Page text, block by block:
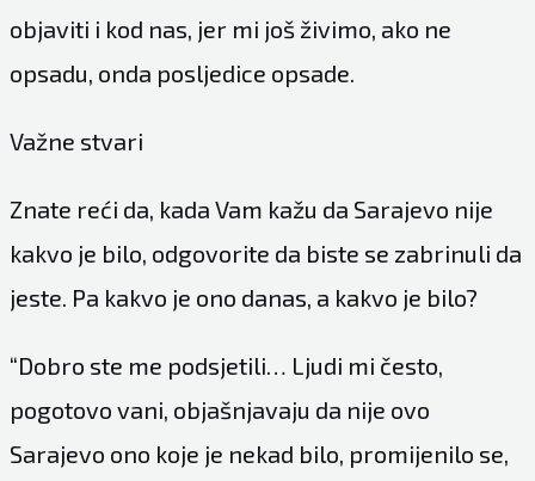
objaviti i kod nas, jer mi još živimo, ako ne
opsadu, onda posljedice opsade.
Važne stvari
Znate reći da, kada Vam kažu da Sarajevo nije
kakvo je bilo, odgovorite da biste se zabrinuli da
jeste. Pa kakvo je ono danas, a kakvo je bilo?
“Dobro ste me podsjetili… Ljudi mi često,
pogotovo vani, objašnjavaju da nije ovo
Sarajevo ono koje je nekad bilo, promijenilo se,